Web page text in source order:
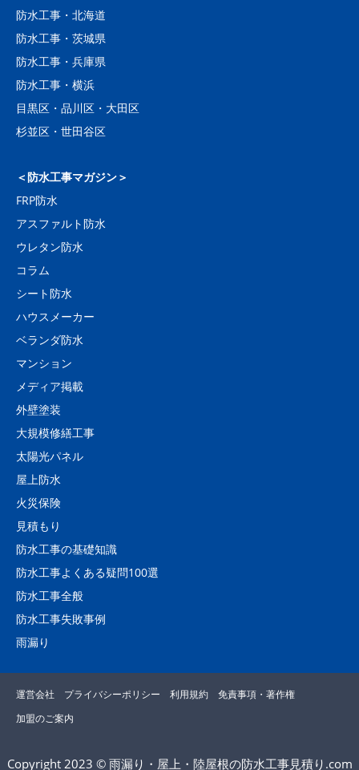
防水工事・北海道
防水工事・茨城県
防水工事・兵庫県
防水工事・横浜
目黒区・品川区・大田区
杉並区・世田谷区
＜防水工事マガジン＞
FRP防水
アスファルト防水
ウレタン防水
コラム
シート防水
ハウスメーカー
ベランダ防水
マンション
メディア掲載
外壁塗装
大規模修繕工事
太陽光パネル
屋上防水
火災保険
見積もり
防水工事の基礎知識
防水工事よくある疑問100選
防水工事全般
防水工事失敗事例
雨漏り
運営会社 プライバシーポリシー 利用規約
免責事項・著作権
加盟のご案内
Copyright 2023 © 雨漏り・屋上・陸屋根の防水工事見積り.com